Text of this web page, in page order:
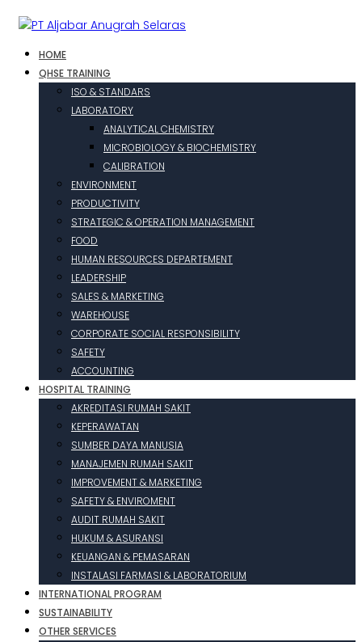
HOME
QHSE TRAINING
ISO & STANDARS
LABORATORY
ANALYTICAL CHEMISTRY
MICROBIOLOGY & BIOCHEMISTRY
CALIBRATION
ENVIRONMENT
PRODUCTIVITY
STRATEGIC & OPERATION MANAGEMENT
FOOD
HUMAN RESOURCES DEPARTEMENT
LEADERSHIP
SALES & MARKETING
WAREHOUSE
CORPORATE SOCIAL RESPONSIBILITY
SAFETY
ACCOUNTING
HOSPITAL TRAINING
AKREDITASI RUMAH SAKIT
KEPERAWATAN
SUMBER DAYA MANUSIA
MANAJEMEN RUMAH SAKIT
IMPROVEMENT & MARKETING
SAFETY & ENVIROMENT
AUDIT RUMAH SAKIT
HUKUM & ASURANSI
KEUANGAN & PEMASARAN
INSTALASI FARMASI & LABORATORIUM
INTERNATIONAL PROGRAM
SUSTAINABILITY
OTHER SERVICES